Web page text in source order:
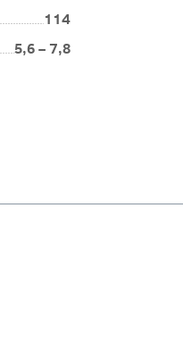
114
5,6 – 7,8